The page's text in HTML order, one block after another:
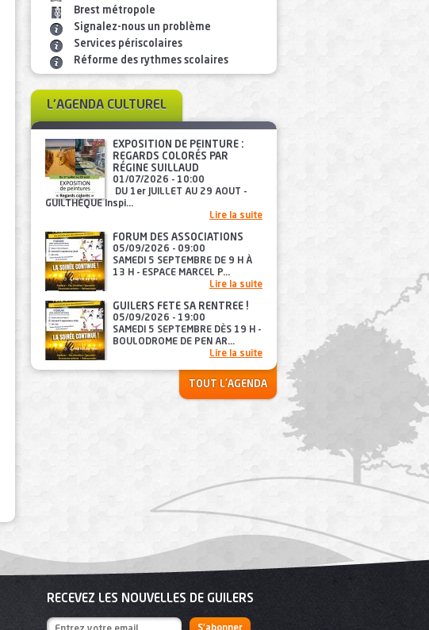
Brest métropole
Signalez-nous un problème
Services périscolaires
Réforme des rythmes scolaires
L'AGENDA CULTUREL
EXPOSITION DE PEINTURE :
REGARDS COLORÉS PAR
RÉGINE SUILLAUD
01/07/2026 - 10:00
DU 1er JUILLET AU 29 AOUT -
GUILTHÈQUE Inspi...
Lire la suite
FORUM DES ASSOCIATIONS
05/09/2026 - 09:00
SAMEDI 5 SEPTEMBRE DE 9 H À
13 H - ESPACE MARCEL P...
Lire la suite
GUILERS FÊTE SA RENTRÉE !
05/09/2026 - 19:00
SAMEDI 5 SEPTEMBRE DÈS 19 H -
BOULODROME DE PEN AR...
Lire la suite
TOUT L'AGENDA
RECEVEZ LES NOUVELLES DE GUILERS